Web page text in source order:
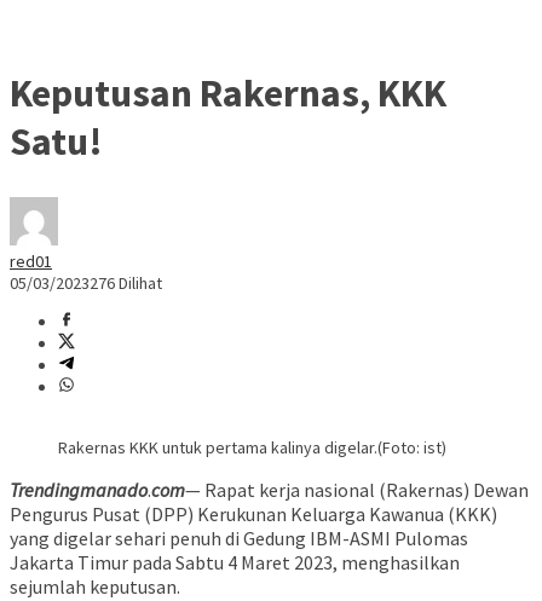
Keputusan Rakernas, KKK
Satu!
red01
05/03/2023276 Dilihat
Rakernas KKK untuk pertama kalinya digelar.(Foto: ist)
Trendingmanado.com— Rapat kerja nasional (Rakernas) Dewan
Pengurus Pusat (DPP) Kerukunan Keluarga Kawanua (KKK)
yang digelar sehari penuh di Gedung IBM-ASMI Pulomas
Jakarta Timur pada Sabtu 4 Maret 2023, menghasilkan
sejumlah keputusan.